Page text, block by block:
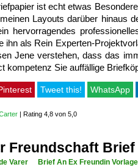
ist echt etwas
Layouts darüber hinaus
hervorragendes
ihn als Rein Experten-
Jene verstehen, dass das
kompetenz Sie auffällige
Tweet this! WhatsApp
| Rating 4,8 von 5,0
Freundschaft
Varer
Brief An Ex Freundin Vorlage